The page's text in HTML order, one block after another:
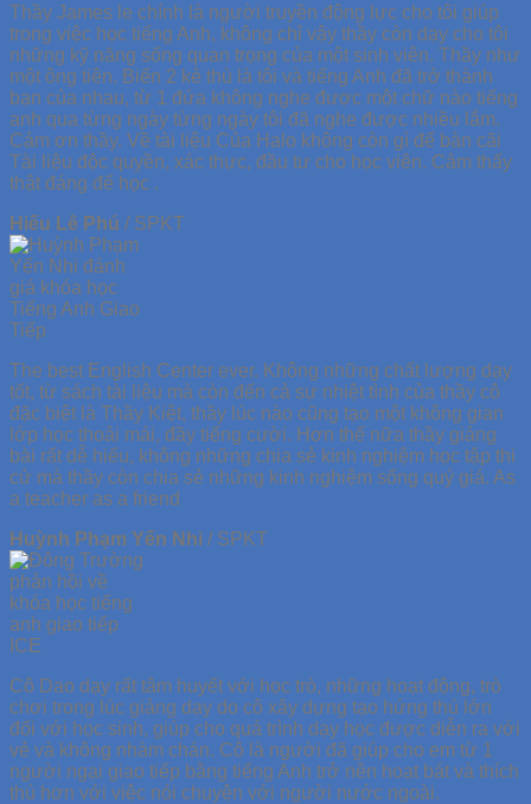
Thầy James le chính là người truyền động lực cho tôi giúp
trong việc học tiếng Anh, không chỉ vậy thầy còn dạy cho tôi
những kỹ năng sống quan trọng của một sinh viên. Thầy như
một ông tiên. Biến 2 kẻ thù là tôi và tiếng Anh đã trở thành
bạn của nhau, từ 1 đứa không nghe được một chữ nào tiếng
anh qua từng ngày từng ngày tôi đã nghe được nhiều lắm.
Cảm ơn thầy. Về tài liệu Của Halo không còn gì để bàn cãi
Tài liệu độc quyền, xác thực, đầu tư cho học viên. Cảm thấy
thật đáng để học .
Hiếu Lê Phú / SPKT
The best English Center ever. Không những chất lượng dạy
tốt, từ sách tài liệu mà còn đến cả sự nhiệt tình của thầy cô
đặc biệt là Thầy Kiệt, thầy lúc nào cũng tạo một không gian
lớp học thoải mái, đầy tiếng cười. Hơn thế nữa thầy giảng
bài rất dễ hiểu, không những chia sẻ kinh nghiệm học tập thi
cử mà thầy còn chia sẻ những kinh nghiệm sống quý giá. As
a teacher as a friend
Huỳnh Phạm Yến Nhi / SPKT
Cô Dao dạy rất tâm huyết với học trò, những hoạt động, trò
chơi trong lúc giảng dạy do cô xây dựng tạo hứng thú lớn
đối với học sinh, giúp cho quá trình dạy học được diễn ra với
vẻ và không nhàm chán. Cô là người đã giúp cho em từ 1
người ngại giao tiếp bằng tiếng Anh trở nên hoạt bát và thích
thú hơn với việc nói chuyện với người nước ngoài.